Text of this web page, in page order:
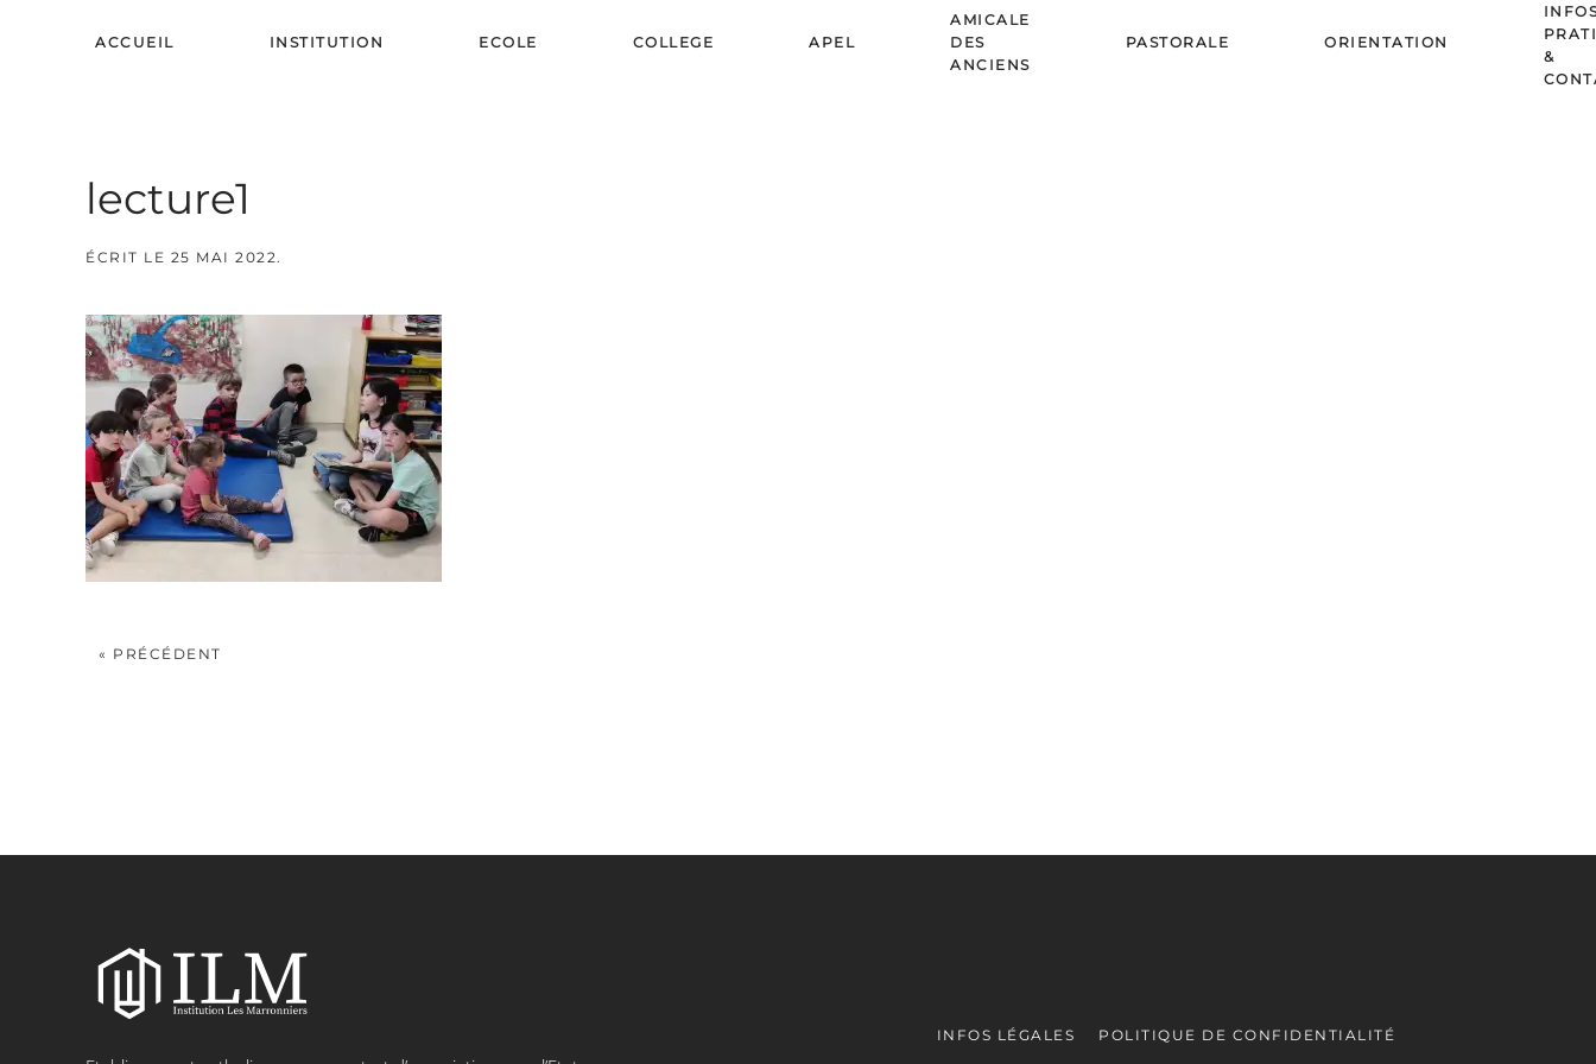
ACCUEIL INSTITUTION ECOLE COLLEGE APEL
AMICALE
DES
ANCIENS
PASTORALE ORIENTATION
&
lecture1
ÉCRIT LE 25 MAI 2022.
« PRÉCÉDENT
INFOS LÉGALES POLITIQUE DE CONFIDENTIALITÉ